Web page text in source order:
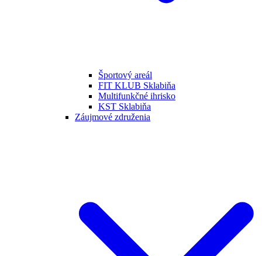
Športový areál
FIT KLUB Sklabiňa
Multifunkčné ihrisko
KST Sklabiňa
Záujmové združenia